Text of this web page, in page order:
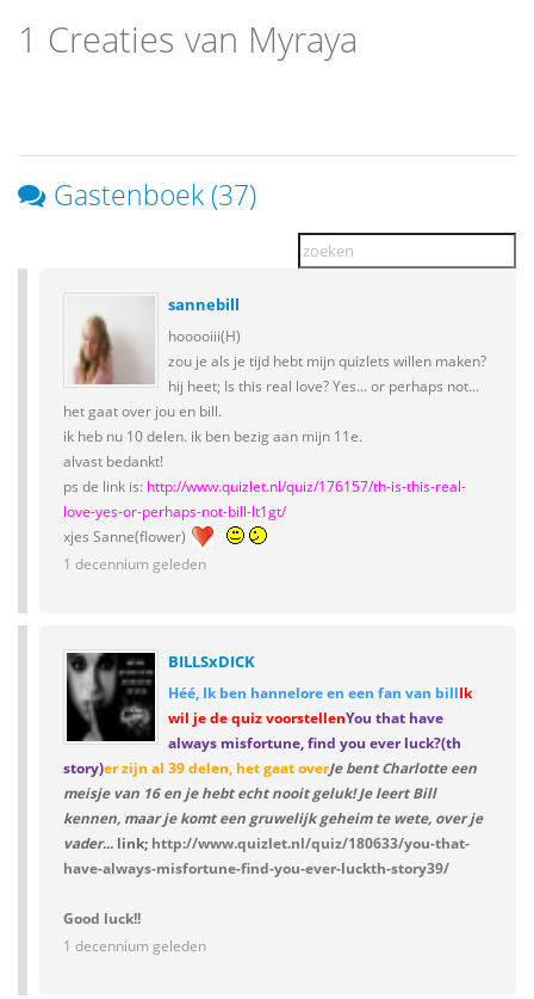
1 Creaties van Myraya
Gastenboek (37)
sannebill
hooooiii(H)
zou je als je tijd hebt mijn quizlets willen maken?
hij heet; Is this real love? Yes... or perhaps not...
het gaat over jou en bill.
ik heb nu 10 delen. ik ben bezig aan mijn 11e.
alvast bedankt!
ps de link is: http://www.quizlet.nl/quiz/176157/th-is-this-real-
love-yes-or-perhaps-not-bill-lt1gt/
xjes Sanne(flower)
1 decennium geleden
BILLSxDICK
Héé, Ik ben hannelore en een fan van billIk
wil je de quiz voorstellenYou that have
always misfortune, find you ever luck?(th
story)er zijn al 39 delen, het gaat overJe bent Charlotte een
meisje van 16 en je hebt echt nooit geluk! Je leert Bill
kennen, maar je komt een gruwelijk geheim te wete, over je
vader... link; http://www.quizlet.nl/quiz/180633/you-that-
have-always-misfortune-find-you-ever-luckth-story39/
Good luck!!
1 decennium geleden